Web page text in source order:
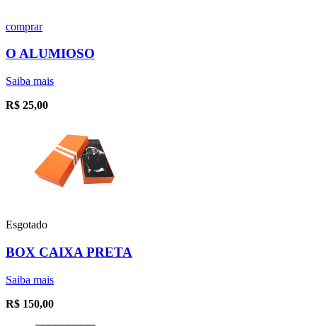
comprar
O ALUMIOSO
Saiba mais
R$ 25,00
Esgotado
BOX CAIXA PRETA
Saiba mais
R$ 150,00